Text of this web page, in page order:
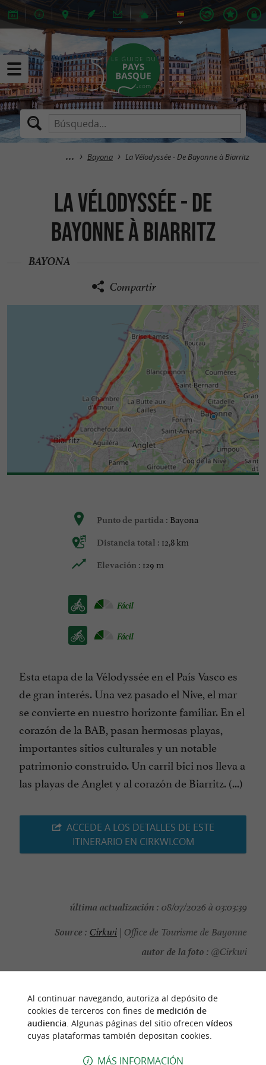
Bayona La Vélodyssée - De Bayonne à Biarritz
La Vélodyssée - De
Bayonne à Biarritz
BAYONA
Compartir
Punto de partida : Bayona
Distancia total : 12,8 km
Elevación : 129 m
Fácil
Fácil
Esta etapa de la Vélodyssée en el País Vasco es
de gran interés. Una vez pasado el Nive, el mar
se convierte en nuestro horizonte familiar. En el
corazón de la BAB, pasan hermosas playas,
importantes sitios culturales y un notable
patrimonio construido. Un carril bici nos lleva a
las playas de Anglet y al corazón de Biarritz. (...)
ACCEDE A LOS DETALLES DE ESTE
ITINERARIO EN CIRKWI.COM
última actualización : 08/07/2026 à 03:03:39
Source : Cirkwi | Office de Tourisme de Bayonne
autor de la foto : @Cirkwi
PARA DESCUBRIRALREDEDOR
Información
Al continuar navegando, autoriza al depósito de
cookies de terceros con fines de medición de
audiencia. Algunas páginas del sitio ofrecen vídeos
cuyas plataformas también depositan cookies.
MÁS INFORMACIÓN